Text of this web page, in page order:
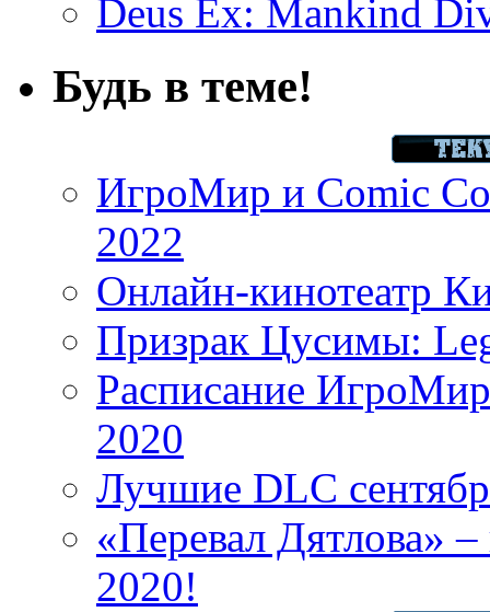
Deus Ex: Mankind
Будь в теме!
ИгроМир и Comic
2022
Онлайн-кинотеатр
Призрак Цусимы:
Расписание
2020
Лучшие DLC
«Перевал Дятлова»
2020!